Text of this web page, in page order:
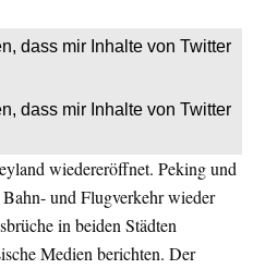
dass mir Inhalte von Twitter
dass mir Inhalte von Twitter
wiedereröffnet. Peking und
und Flugverkehr wieder
in beiden Städten
Medien berichten. Der